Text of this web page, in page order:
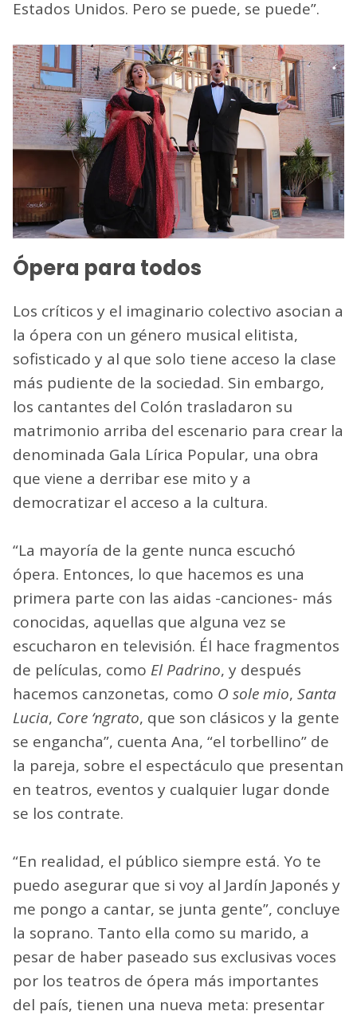
Estados Unidos. Pero se puede, se puede”.
Ópera para todos
Los críticos y el imaginario colectivo asocian a
la ópera con un género musical elitista,
sofisticado y al que solo tiene acceso la clase
más pudiente de la sociedad. Sin embargo,
los cantantes del Colón trasladaron su
matrimonio arriba del escenario para crear la
denominada Gala Lírica Popular, una obra
que viene a derribar ese mito y a
democratizar el acceso a la cultura.
“La mayoría de la gente nunca escuchó
ópera. Entonces, lo que hacemos es una
primera parte con las aidas -canciones- más
conocidas, aquellas que alguna vez se
escucharon en televisión. Él hace fragmentos
de películas, como El Padrino, y después
hacemos canzonetas, como O sole mio, Santa
Lucia, Core ‘ngrato, que son clásicos y la gente
se engancha”, cuenta Ana, “el torbellino” de
la pareja, sobre el espectáculo que presentan
en teatros, eventos y cualquier lugar donde
se los contrate.
“En realidad, el público siempre está. Yo te
puedo asegurar que si voy al Jardín Japonés y
me pongo a cantar, se junta gente”, concluye
la soprano. Tanto ella como su marido, a
pesar de haber paseado sus exclusivas voces
por los teatros de ópera más importantes
del país, tienen una nueva meta: presentar